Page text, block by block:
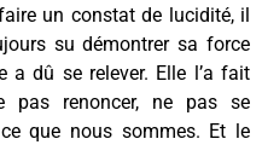
un constat de lucidité, il
su démontrer sa force
a dû se relever. Elle l’a fait
pas renoncer, ne pas se
que nous sommes. Et le